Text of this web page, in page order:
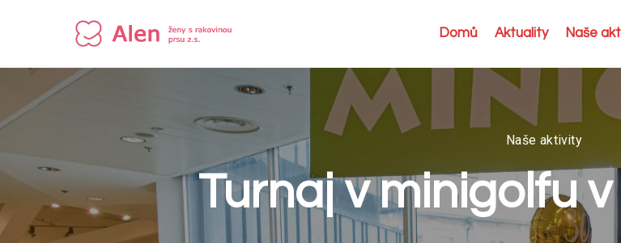
Domů Aktuality Naše
Naše aktivity
Turnaj v minigolfu